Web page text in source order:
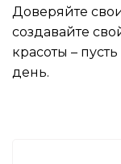
Доверяйте
создавайте
красоты –
день.